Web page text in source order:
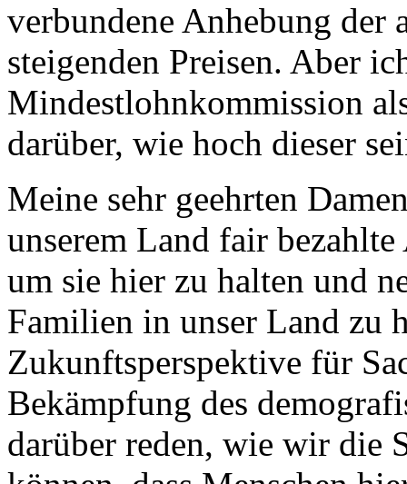
verbundene Anhebung der
steigenden Preisen. Aber
Mindestlohnkommission
darüber, wie hoch dieser
Meine sehr geehrten
unserem Land fair
um sie hier zu halten und
Familien in unser Land zu
Zukunftsperspektive für
Bekämpfung des
darüber reden, wie wir die